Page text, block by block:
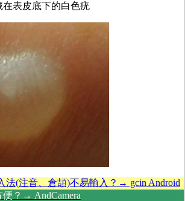
表皮底下的白色疣
法(注音、倉頡)不易輸入？→ gcin Android
？→ AndCamera